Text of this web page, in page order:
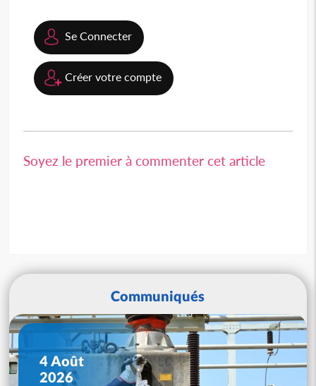
Se Connecter
Créer votre compte
Soyez le premier à commenter cet article
Communiqués
4 Août
2026